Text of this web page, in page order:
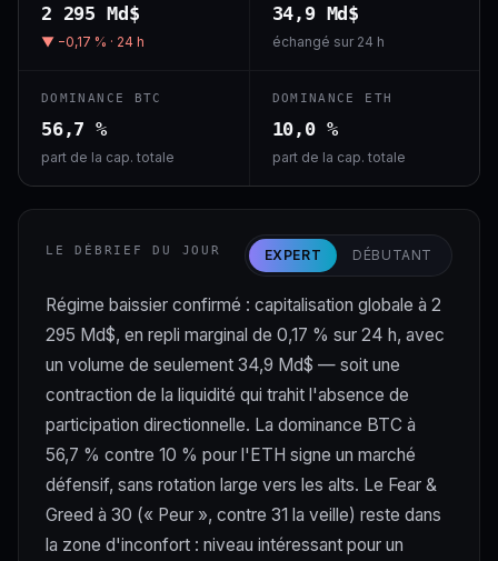
2 295 Md$
▼ −0,17 % · 24 h
34,9 Md$
échangé sur 24 h
DOMINANCE BTC
56,7 %
part de la cap. totale
DOMINANCE ETH
10,0 %
part de la cap. totale
LE DÉBRIEF DU JOUR EXPERT DÉBUTANT
Régime baissier confirmé : capitalisation globale à 2
295 Md$, en repli marginal de 0,17 % sur 24 h, avec
un volume de seulement 34,9 Md$ — soit une
contraction de la liquidité qui trahit l'absence de
participation directionnelle. La dominance BTC à
56,7 % contre 10 % pour l'ETH signe un marché
défensif, sans rotation large vers les alts. Le Fear &
Greed à 30 (« Peur », contre 31 la veille) reste dans
la zone d'inconfort : niveau intéressant pour un